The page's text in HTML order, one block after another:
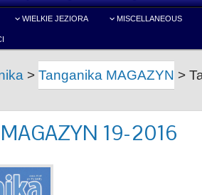
WIELKIE JEZIORA MISCELLANEOUS
> Tanganika MAGAZYN >
19-2016